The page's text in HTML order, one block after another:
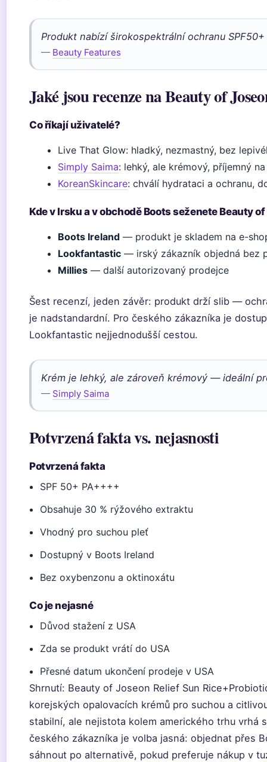
Produkt nabízí širokospektrální ochranu
— Beauty Features
Jaké jsou recenze na Beauty of
Co říkají uživatelé?
Live That Glow: hladký, nezmastný, bez
Simply Saima: lehký, ale krémový, příjemný
KoreanSkincare: chválí hydrataci a ochranu,
Kde v Irsku a v obchodě Boots seženete Beauty of
Boots Ireland — produkt je skladem na e-
Lookfantastic — irský zákazník objedná bez
Millies — další autorizovaný prodejce
Šest recenzí, jeden závěr: produkt drží slib —
je nadstandardní. Pro českého zákazníka je
Lookfantastic nejjednodušší cestou.
Krém je lehký, ale zároveň krémový — ideální
— Simply Saima
Potvrzená fakta vs. nejasnosti
Potvrzená fakta
SPF 50+ PA++++
Obsahuje 30 % rýžového extraktu
Vhodný pro suchou pleť
Dostupný v Boots Ireland
Bez oxybenzonu a oktinoxátu
Co je nejasné
Důvod stažení z USA
Zda se produkt vrátí do USA
Přesné datum ukončení prodeje v USA
Shrnutí: Beauty of Joseon Relief Sun
korejských opalovacích krémů pro suchou a
stabilní, ale nejistota kolem amerického trhu vrhá
českého zákazníka je volba jasná: objednat přes
sáhnout po alternativě, pokud preferuje nákup v